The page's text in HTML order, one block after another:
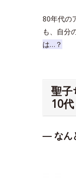
80年代の
も、自分
は…？
聖
10代
― なん